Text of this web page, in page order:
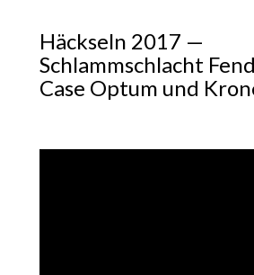
Häckseln 2017 —
Schlammschlacht
Case Optum und